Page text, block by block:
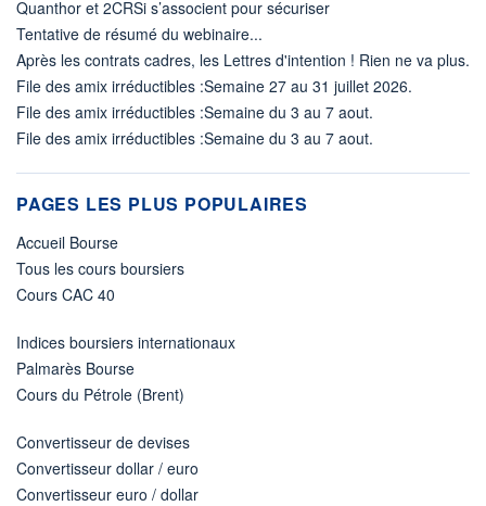
Quanthor et 2CRSi s’associent pour sécuriser
Tentative de résumé du webinaire...
Après les contrats cadres, les Lettres d'intention ! Rien ne va plus.
File des amix irréductibles :Semaine 27 au 31 juillet 2026.
File des amix irréductibles :Semaine du 3 au 7 aout.
File des amix irréductibles :Semaine du 3 au 7 aout.
PAGES LES PLUS POPULAIRES
Accueil Bourse
Tous les cours boursiers
Cours CAC 40
Indices boursiers internationaux
Palmarès Bourse
Cours du Pétrole (Brent)
Convertisseur de devises
Convertisseur dollar / euro
Convertisseur euro / dollar